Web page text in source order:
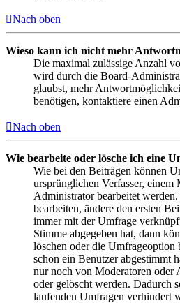
Nach oben
Wieso kann ich nicht mehr
Die maximal zulässige Anzahl
wird durch die Board-
glaubst, mehr
benötigen, kontaktiere einen
Nach oben
Wie bearbeite oder lösche ich eine
Wie bei den Beiträgen können
ursprünglichen Verfasser, einem
Administrator bearbeitet
bearbeiten, ändere den ersten
immer mit der Umfrage
Stimme abgegeben hat, dann
löschen oder die Umfrageoption
schon ein Benutzer abgestimmt
nur noch von Moderatoren oder
oder gelöscht werden. Dadurch
laufenden Umfragen verhindert